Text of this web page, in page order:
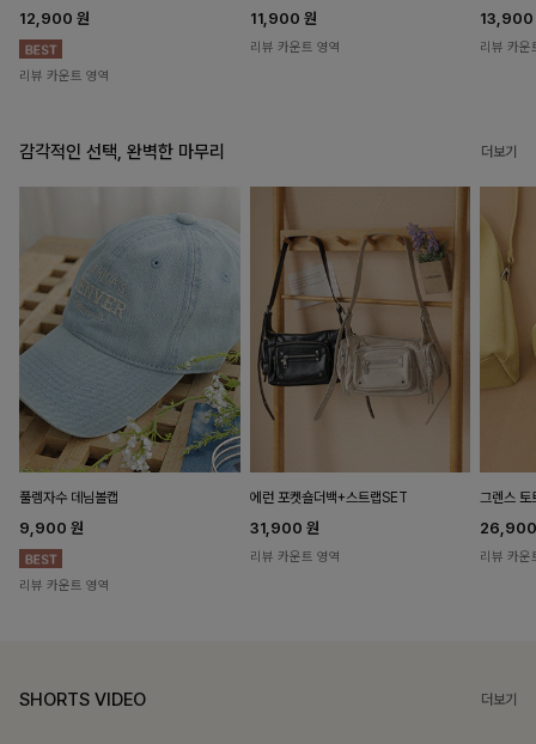
12,900 원
리뷰 카운트 영역
11,900 원
리뷰 카운트 영역 리뷰 카운
감각적인 선택, 완벽한 마무리 더보기
풀렘자수 데님볼캡
9,900 원
리뷰 카운트 영역
에런 포켓숄더백+스트랩SET
31,900 원
리뷰 카운트 영역
그렌스
리뷰 카운
SHORTS VIDEO 더보기